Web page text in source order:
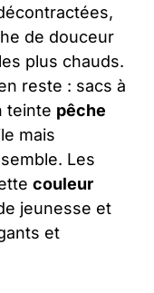
de douceur
plus chauds.
reste : sacs à
teinte pêche
mais
Les
couleur
jeunesse et
et